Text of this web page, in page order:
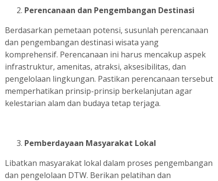
Perencanaan dan Pengembangan Destinasi
Berdasarkan pemetaan potensi, susunlah perencanaan
dan pengembangan destinasi wisata yang
komprehensif. Perencanaan ini harus mencakup aspek
infrastruktur, amenitas, atraksi, aksesibilitas, dan
pengelolaan lingkungan. Pastikan perencanaan tersebut
memperhatikan prinsip-prinsip berkelanjutan agar
kelestarian alam dan budaya tetap terjaga.
Pemberdayaan Masyarakat Lokal
Libatkan masyarakat lokal dalam proses pengembangan
dan pengelolaan DTW. Berikan pelatihan dan